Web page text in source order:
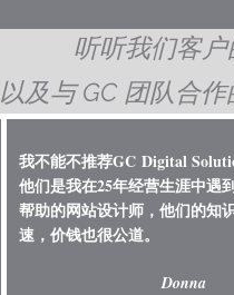
听听我们客户
以及与 GC 团队合
我不能不推荐GC Digital
他们是我在25年经营生涯中遇
帮助的网站设计师，他们的知
速，价钱也很公道。
Donna